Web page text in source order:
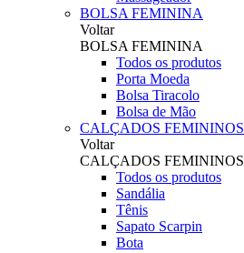
BOLSA FEMININA
Voltar
BOLSA FEMININA
Todos os produtos
Porta Moeda
Bolsa Tiracolo
Bolsa de Mão
CALÇADOS FEMININOS
Voltar
CALÇADOS FEMININOS
Todos os produtos
Sandália
Tênis
Sapato Scarpin
Bota